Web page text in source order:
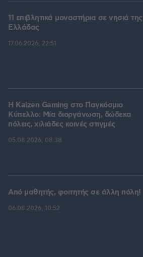
11 επιβλητικά μοναστήρια σε νησιά της
Ελλάδας
17.06.2026, 22:51
H Kaizen Gaming στο Παγκόσμιο
Kύπελλο: Μία διοργάνωση, δώδεκα
πόλεις, χιλιάδες κοινές στιγμές
05.08.2026, 08:38
Από μαθητής, φοιτητής σε άλλη πόλη!
06.08.2026, 10:52